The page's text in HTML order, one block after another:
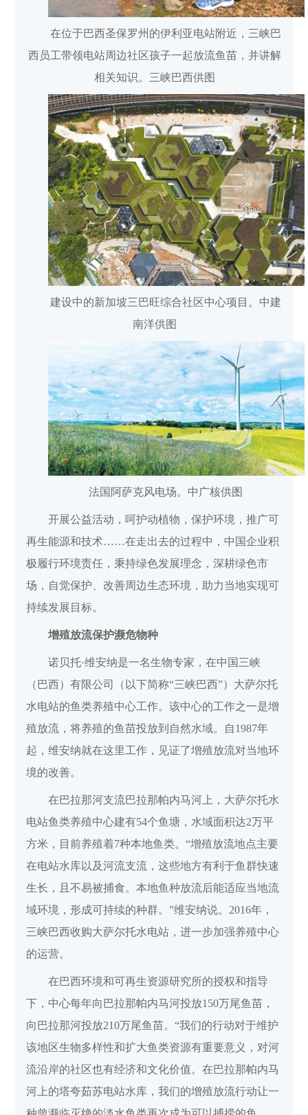
在位于巴西圣保罗州的伊利亚电站附近，三峡巴
西员工带领电站周边社区孩子一起放流鱼苗，并讲解
相关知识。三峡巴西供图
建设中的新加坡三巴旺综合社区中心项目。中建
南洋供图
法国阿萨克风电场。中广核供图
开展公益活动，呵护动植物，保护环境，推广可
再生能源和技术……在走出去的过程中，中国企业积
极履行环境责任，秉持绿色发展理念，深耕绿色市
场，自觉保护、改善周边生态环境，助力当地实现可
持续发展目标。
增殖放流保护濒危物种
诺贝托·维安纳是一名生物专家，在中国三峡
（巴西）有限公司（以下简称“三峡巴西”）大萨尔托
水电站的鱼类养殖中心工作。该中心的工作之一是增
殖放流，将养殖的鱼苗投放到自然水域。自1987年
起，维安纳就在这里工作，见证了增殖放流对当地环
境的改善。
在巴拉那河支流巴拉那帕内马河上，大萨尔托水
电站鱼类养殖中心建有54个鱼塘，水域面积达2万平
方米，目前养殖着7种本地鱼类。“增殖放流地点主要
在电站水库以及河流支流，这些地方有利于鱼群快速
生长，且不易被捕食。本地鱼种放流后能适应当地流
域环境，形成可持续的种群。”维安纳说。2016年，
三峡巴西收购大萨尔托水电站，进一步加强养殖中心
的运营。
在巴西环境和可再生资源研究所的授权和指导
下，中心每年向巴拉那帕内马河投放150万尾鱼苗，
向巴拉那河投放210万尾鱼苗。“我们的行动对于维护
该地区生物多样性和扩大鱼类资源有重要意义，对河
流沿岸的社区也有经济和文化价值。在巴拉那帕内马
河上的塔夸茹苏电站水库，我们的增殖放流行动让一